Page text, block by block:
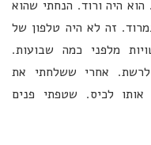
היה ורוד. הנחתי שהוא
זה לא היה טלפון של
מלפני כמה שבועות.
לרשת. אחרי ששלחתי את
אותו לכיס. שטפתי פנים